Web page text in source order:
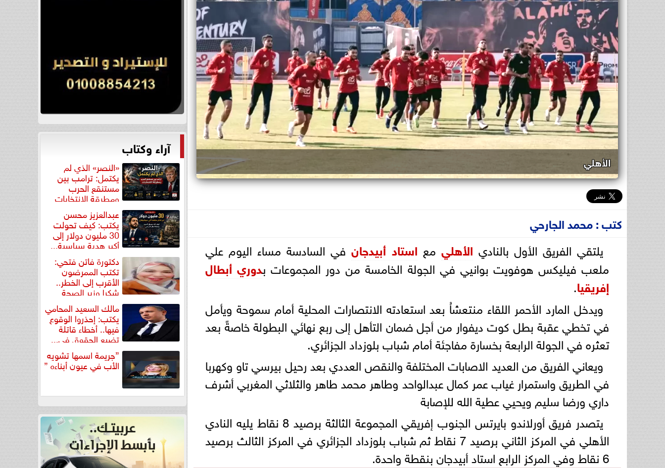
الأهلي
كتب : محمد الجارحي
يلتقي الفريق الأول بالنادي الأهلي مع استاد أبيدجانفي السادسة مساء اليوم علي
ملعب فيليكس هوفويت بوانيي في الجولة الخامسة من دور المجموعات بدوري أبطال
إفريقيا.
ويدخل المارد الأحمر اللقاء منتعشاُ بعد استعادته الانتصارات المحلية أمام سموحة ويأمل
في تخطي عقبة بطل كوت ديفوار من أجل ضمان التأهل إلى ربع نهائي البطولة خاصةً بعد
تعثره في الجولة الرابعة بخسارة مفاجئة أمام شباب بلوزداد الجزائري.
ويعاني الفريق من العديد الاصابات المختلفة والنقص العددي بعد رحيل بيرسي تاو وكهربا
في الطريق واستمرار غياب عمر كمال عبدالواحد وطاهر محمد طاهر والثلاثي المغربي أشرف
داري ورضا سليم ويحيي عطية الله للإصابة
يتصدر فريق أورلاندو بايرتس الجنوب إفريقي المجموعة الثالثة برصيد 8 نقاط يليه النادي
الأهلي في المركز الثاني برصيد 7 نقاط ثم شباب بلوزداد الجزائري في المركز الثالث برصيد
6 نقاط وفي المركز الرابع استاد أبيدجان بنقطة واحدة.
آراء وكتاب
«النصر» الذي لم
يكتمل: ترامب بين
مستنقع الحرب
ومطرقة الانتخابات
عبدالعزيز محسن
يكتب: كيف تحولت
30 مليون دولار إلى
أكبر هدية سياسية...
دكتورة فاتن فتحي:
تكتب الممرضون
الأقرب إلى الخطر..
شكرا وزير الصحة
لتكريم... مالك السعيد المحامي
يكتب: إحذروا الوقوع
فيها.. أخطاء قاتلة
تضيع الحقوق في...
”جريمة اسمها تشويه
الأب في عيون أبناءه ”